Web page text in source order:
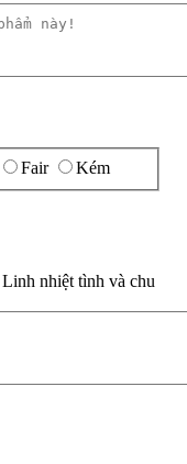
Fair Kém
nhiệt tình và chu